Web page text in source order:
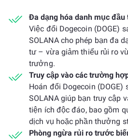
Đa dạng hóa danh mục đầu
Việc đổi Dogecoin (DOGE)
SOLANA cho phép bạn đa
tư – vừa giảm thiểu rủi ro
trưởng.
Truy cập vào các trường
Hoán đổi Dogecoin (DOGE)
SOLANA giúp bạn truy cập
tiện ích độc đáo, bao gồm
dịch vụ hoặc phần thưởng
Phòng ngừa rủi ro trước